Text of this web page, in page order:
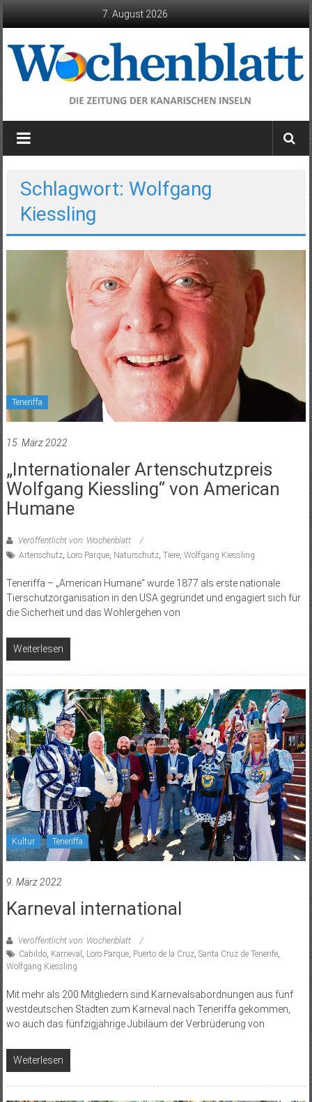
7. August 2026
Wochenblatt
die
Kanarischen
Inseln
Schlagwort: Wolfgang
Kiessling
Teneriffa
15. März 2022
„Internationaler Artenschutzpreis
Wolfgang Kiessling“ von American
Humane
Veröffentlicht von: Wochenblatt
Artenschutz, Loro Parque, Naturschutz, Tiere, Wolfgang Kiessling
Teneriffa – „American Humane“ wurde 1877 als erste nationale
Tierschutzorganisation in den USA gegründet und engagiert sich für
die Sicherheit und das Wohlergehen von
Weiterlesen
Kultur Teneriffa
9. März 2022
Karneval international
Veröffentlicht von: Wochenblatt
Cabildo, Karneval Loro Parque, Puerto de la Cruz, Santa Cruz de Tenerife,
Wolfgang Kiessling
Mit mehr als 200 Mitgliedern sind Karnevalsabordnungen aus fünf
westdeutschen Städten zum Karneval nach Teneriffa gekommen,
wo auch das fünfzigjährige Jubiläum der Verbrüderung von
Weiterlesen